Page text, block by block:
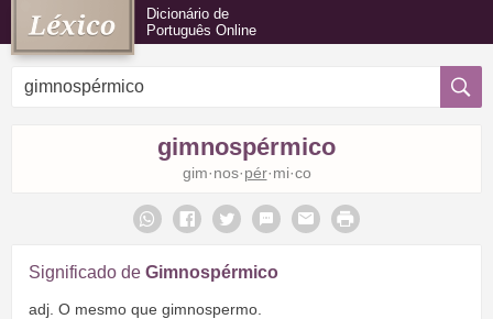
Dicionário de
Português Online
gimnospérmico
gim·nos·pér·mi·co
Significado de Gimnospérmico
adj. O mesmo que gimnospermo.